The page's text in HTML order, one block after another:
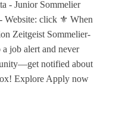
- Junior Sommelier
Website: click ⚜️ When
Zeitgeist Sommelier-
job alert and never
notified about
Explore Apply now